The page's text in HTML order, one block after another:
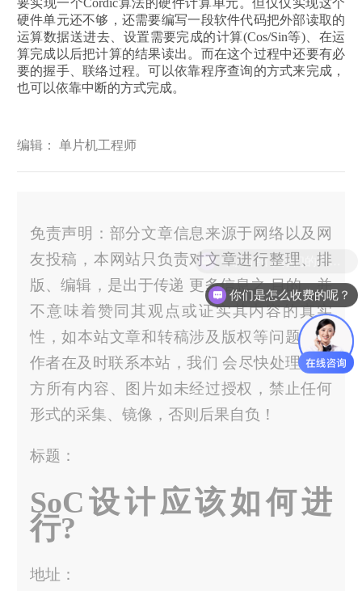
要实现一个Cordic算法的硬件计算单元。但仅仅实现这个
硬件单元还不够，还需要编写一段软件代码把外部读取的
运算数据送进去、设置需要完成的计算(Cos/Sin等)、在运
算完成以后把计算的结果读出。而在这个过程中还要有必
要的握手、联络过程。可以依靠程序查询的方式来完成，
也可以依靠中断的方式完成。
编辑： 单片机工程师
免责声明：部分文章信息来源于网络以及网
友投稿，本网站只负责对文章进行整理、排
版、编辑，是出于传递 更多信息之 目的，并
不意味着赞同其观点或证实其内容的真实
性，如本站文章和转稿涉及版权等问题，请
作者在及时联系本站，我们 会尽快处理。官
方所有内容、图片如未经过授权，禁止任何
形式的采集、镜像，否则后果自负！
标题：
SoC设计应该如何进
行?
地址：
你们是怎么收费的呢？